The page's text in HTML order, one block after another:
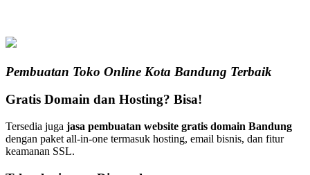
Pembuatan Toko Online Kota Bandung Terbaik
Gratis Domain dan Hosting? Bisa!
Tersedia juga jasa pembuatan website gratis domain Bandung
dengan paket all-in-one termasuk hosting, email bisnis, dan fitur
keamanan SSL.